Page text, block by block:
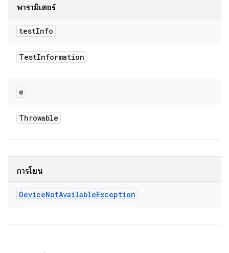
พารามิเตอร์
testInfo
TestInformation
e
Throwable
การโยน
DeviceNotAvailableException